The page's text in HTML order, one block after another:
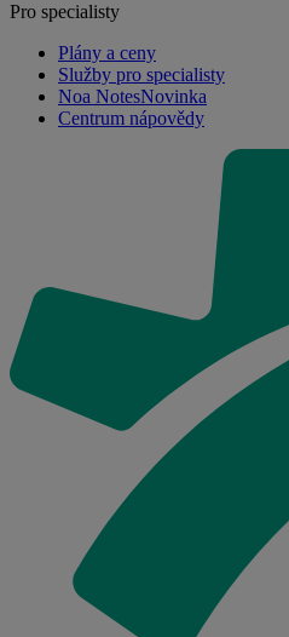
Pro specialisty
Plány a ceny
Služby pro specialisty
Noa NotesNovinka
Centrum nápovědy